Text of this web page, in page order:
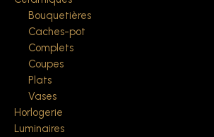
Bouquetières
Caches-pot
Complets
Coupes
Plats
Vases
Horlogerie
Luminaires